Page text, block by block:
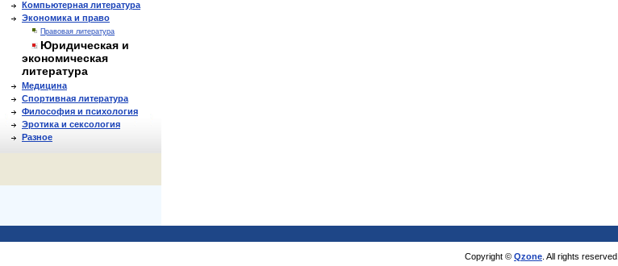
Компьютерная литература
Экономика и право
Правовая литература
Юридическая и
экономическая
литература
Медицина
Спортивная литература
Философия и психология
Эротика и сексология
Разное
Copyright © Qzone . All rights reserved.